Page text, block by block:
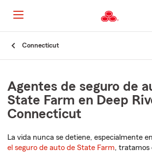
al
contenido
principal
Connecticut
Agentes de seguro de
State Farm en Deep
Connecticut
La vida nunca se detiene, especialmente
el seguro de auto de State Farm, tratamos